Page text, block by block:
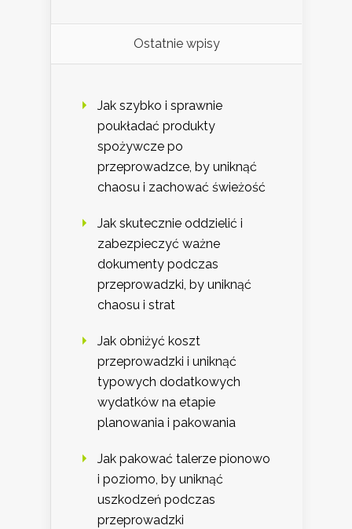
Ostatnie wpisy
Jak szybko i sprawnie
poukładać produkty
spożywcze po
przeprowadzce, by uniknąć
chaosu i zachować świeżość
Jak skutecznie oddzielić i
zabezpieczyć ważne
dokumenty podczas
przeprowadzki, by uniknąć
chaosu i strat
Jak obniżyć koszt
przeprowadzki i uniknąć
typowych dodatkowych
wydatków na etapie
planowania i pakowania
Jak pakować talerze pionowo
i poziomo, by uniknąć
uszkodzeń podczas
przeprowadzki